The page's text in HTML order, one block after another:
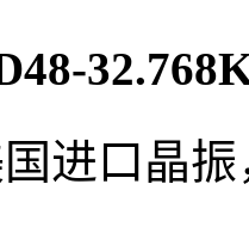
进口晶振